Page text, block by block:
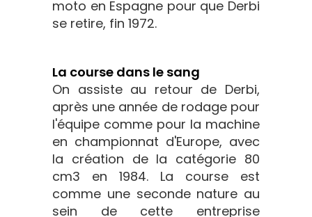
moto en Espagne pour que Derbi
se retire, fin 1972.
La course dans le sang
On assiste au retour de Derbi,
après une année de rodage pour
l'équipe comme pour la machine
en championnat d'Europe, avec
la création de la catégorie 80
cm3 en 1984. La course est
comme une seconde nature au
sein de cette entreprise